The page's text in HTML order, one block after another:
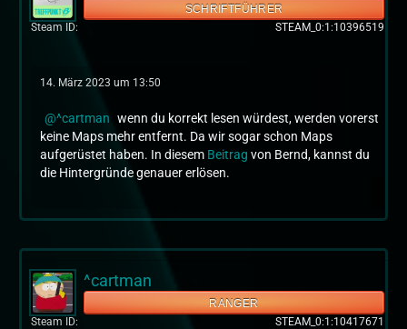
SCHRIFTFÜHRER
Steam ID
STEAM_0:1:10396519
14. März 2023 um 13:50
^cartman wenn du korrekt lesen würdest, werden vorerst
keine Maps mehr entfernt. Da wir sogar schon Maps
aufgerüstet haben. In diesem Beitrag von Bernd, kannst du
die Hintergründe genauer erlösen.
^cartman
RANGER
Steam ID
STEAM_0:1:10417671